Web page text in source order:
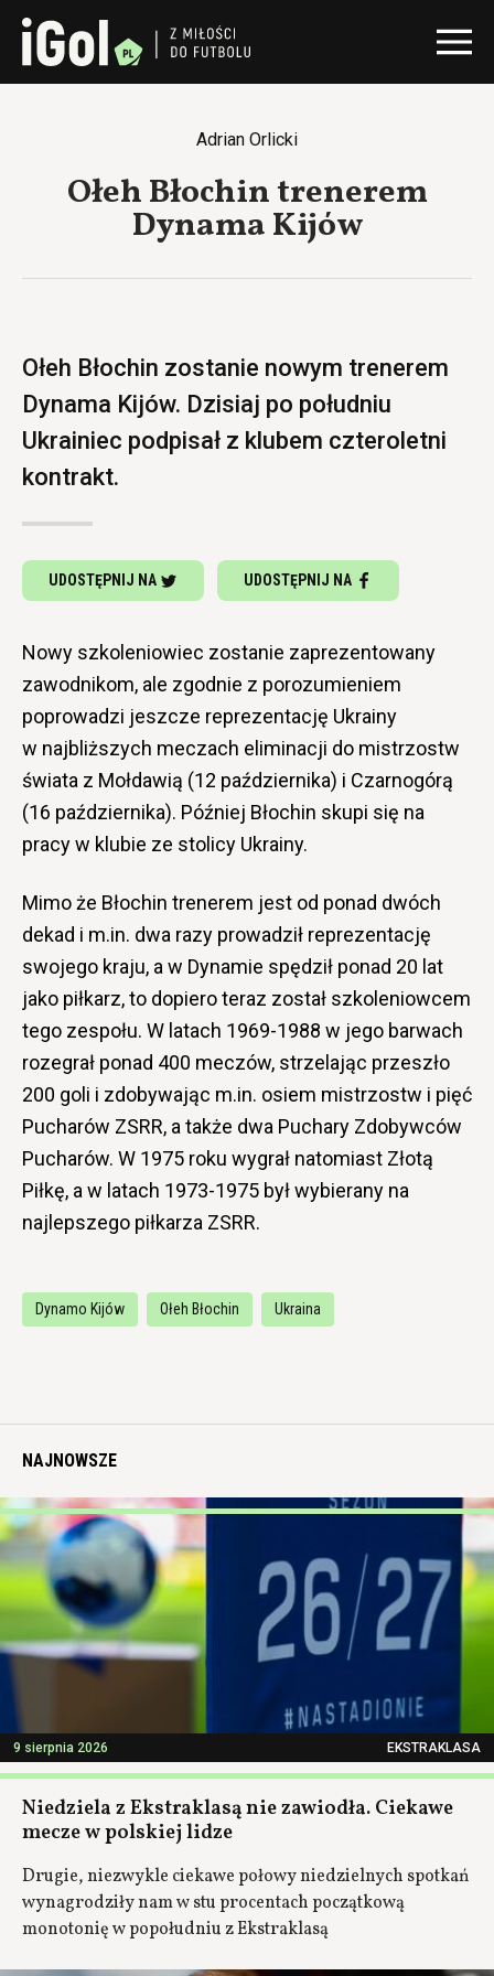
Adrian Orlicki
Ołeh Błochin trenerem
Dynama Kijów
Ołeh Błochin zostanie nowym trenerem
Dynama Kijów. Dzisiaj po południu
Ukrainiec podpisał z klubem czteroletni
kontrakt.
UDOSTĘPNIJ NA UDOSTĘPNIJ NA
Nowy szkoleniowiec zostanie zaprezentowany
zawodnikom, ale zgodnie z porozumieniem
poprowadzi jeszcze reprezentację Ukrainy
w najbliższych meczach eliminacji do mistrzostw
świata z Mołdawią (12 października) i Czarnogórą
(16 października). Później Błochin skupi się na
pracy w klubie ze stolicy Ukrainy.
Mimo że Błochin trenerem jest od ponad dwóch
dekad i m.in. dwa razy prowadził reprezentację
swojego kraju, a w Dynamie spędził ponad 20 lat
jako piłkarz, to dopiero teraz został szkoleniowcem
tego zespołu. W latach 1969-1988 w jego barwach
rozegrał ponad 400 meczów, strzelając przeszło
200 goli i zdobywając m.in. osiem mistrzostw i pięć
Pucharów ZSRR, a także dwa Puchary Zdobywców
Pucharów. W 1975 roku wygrał natomiast Złotą
Piłkę, a w latach 1973-1975 był wybierany na
najlepszego piłkarza ZSRR.
Dynamo Kijów Ołeh Błochin Ukraina
NAJNOWSZE
9 sierpnia 2026 EKSTRAKLASA
Niedziela z Ekstraklasą nie zawiodła. Ciekawe
mecze w polskiej lidze
Drugie, niezwykle ciekawe połowy niedzielnych spotkań
wynagrodziły nam w stu procentach początkową
monotonię w popołudniu z Ekstraklasą